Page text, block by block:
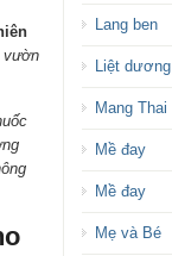
vườn
Lang ben
Liệt dương
Mang Thai
Mề đay
Mề đay
Mẹ và Bé